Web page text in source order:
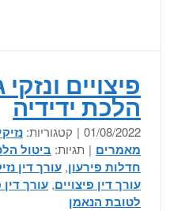
פיצויים
הלכת ידידיה
01/08/2022
| קטגוריות:
מאמרים | תגיות: ביטול
חדלות פירעון, עורך דין
עורך דין פיצויים, עורך
לטובת הנאמן